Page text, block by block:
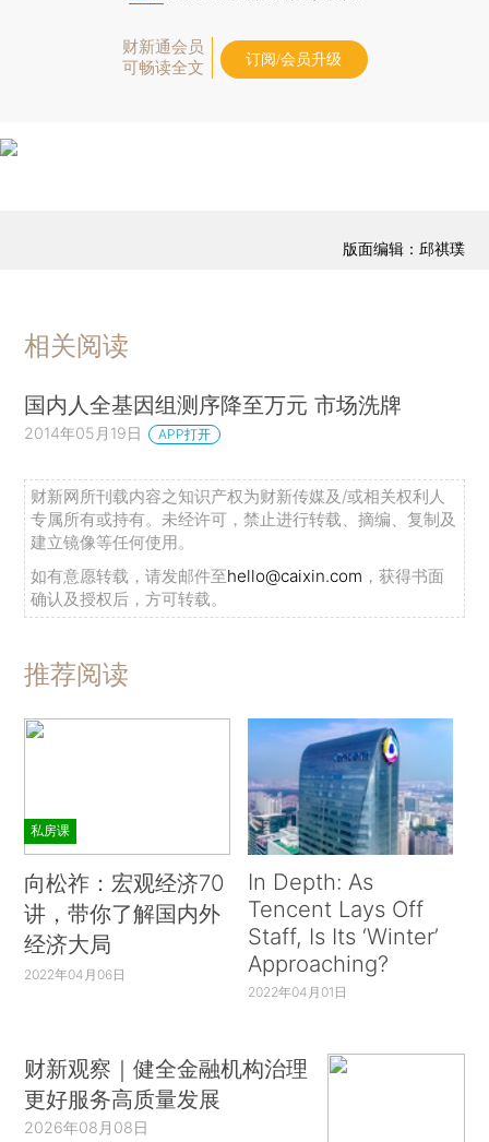
财新通会员
可畅读全文
订阅/会员升级
版面编辑：邱祺璞
相关阅读
国内人全基因组测序降至万元 市场洗牌
2014年05月19日 APP打开
财新网所刊载内容之知识产权为财新传媒及/或相关权利人
专属所有或持有。未经许可，禁止进行转载、摘编、复制及
建立镜像等任何使用。
如有意愿转载，请发邮件至hello@caixin.com ，获得书面
确认及授权后，方可转载。
推荐阅读
私房课
向松祚：宏观经济70
讲，带你了解国内外
经济大局
2022年04月06日
In Depth: As
Tencent Lays Off
Staff, Is Its ‘Winter’
Approaching?
2022年04月01日
财新观察｜健全金融机构治理
更好服务高质量发展
2026年08月08日